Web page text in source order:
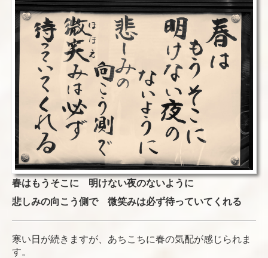
春はもうそこに 明けない夜のないように
悲しみの向こう側で 微笑みは必ず待っていてくれる
寒い日が続きますが、あちこちに春の気配が感じられま
す。